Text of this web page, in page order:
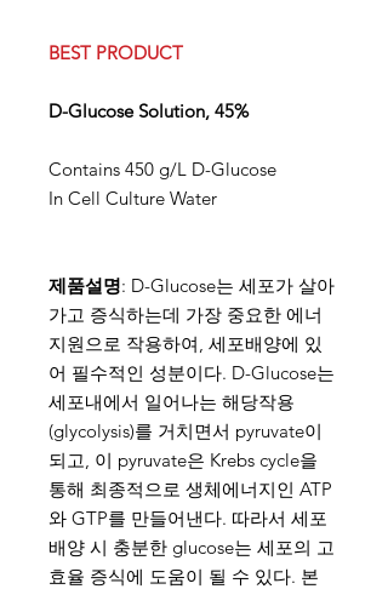
BEST PRODUCT
D-Glucose Solution, 45%
Contains 450 g/L D-Glucose
In Cell Culture Water
제품설명: D-Glucose는 세포가 살아
가고 증식하는데 가장 중요한 에너
지원으로 작용하여, 세포배양에 있
어 필수적인 성분이다. D-Glucose는
세포내에서 일어나는 해당작용
(glycolysis)를 거치면서 pyruvate이
되고, 이 pyruvate은 Krebs cycle을
통해 최종적으로 생체에너지인 ATP
와 GTP를 만들어낸다. 따라서 세포
배양 시 충분한 glucose는 세포의 고
효율 증식에 도움이 될 수 있다. 본